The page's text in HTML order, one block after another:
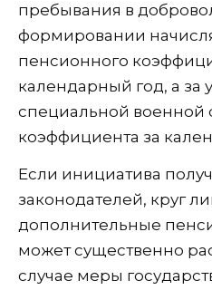
пребывания в
формировании
пенсионного
календарный год, а за
специальной военной
коэффициента за
Если инициатива
законодателей, круг
дополнительные
может существенно
случае меры